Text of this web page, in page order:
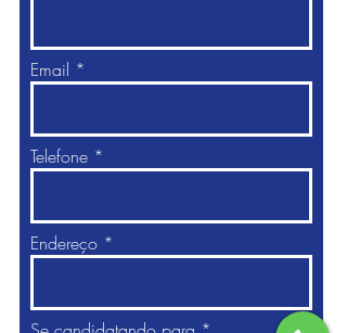
Email
Telefone
Endereço